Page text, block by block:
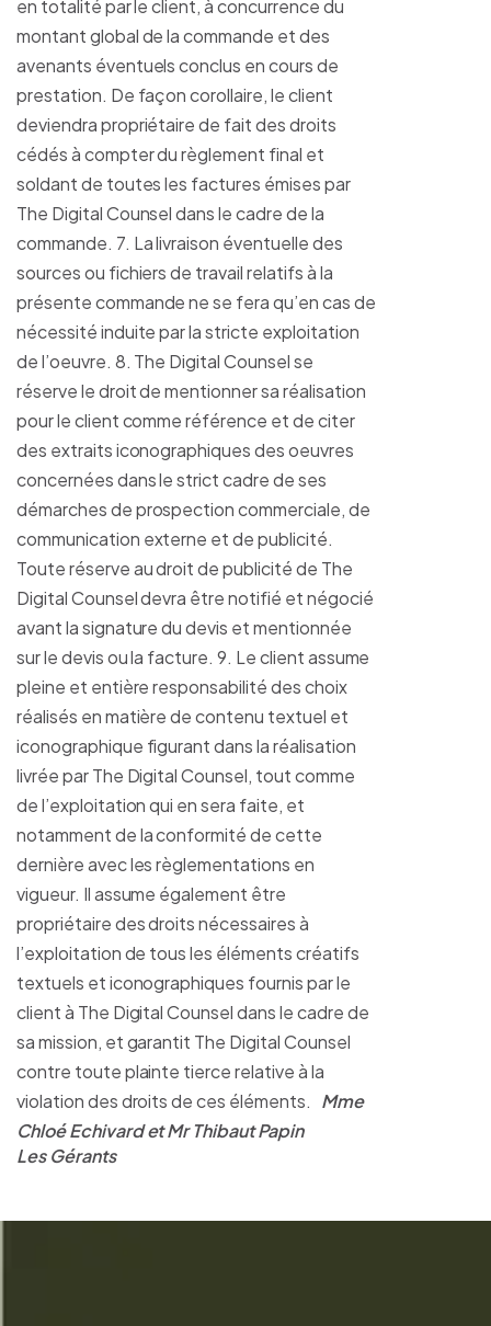
en totalité par le client, à concurrence du
montant global de la commande et des
avenants éventuels conclus en cours de
prestation. De façon corollaire, le client
deviendra propriétaire de fait des droits
cédés à compter du règlement final et
soldant de toutes les factures émises par
The Digital Counsel dans le cadre de la
commande. 7. La livraison éventuelle des
sources ou fichiers de travail relatifs à la
présente commande ne se fera qu’en cas de
nécessité induite par la stricte exploitation
de l’oeuvre. 8. The Digital Counsel se
réserve le droit de mentionner sa réalisation
pour le client comme référence et de citer
des extraits iconographiques des oeuvres
concernées dans le strict cadre de ses
démarches de prospection commerciale, de
communication externe et de publicité.
Toute réserve au droit de publicité de The
Digital Counsel devra être notifié et négocié
avant la signature du devis et mentionnée
sur le devis ou la facture. 9. Le client assume
pleine et entière responsabilité des choix
réalisés en matière de contenu textuel et
iconographique figurant dans la réalisation
livrée par The Digital Counsel, tout comme
de l’exploitation qui en sera faite, et
notamment de la conformité de cette
dernière avec les règlementations en
vigueur. Il assume également être
propriétaire des droits nécessaires à
l’exploitation de tous les éléments créatifs
textuels et iconographiques fournis par le
client à The Digital Counsel dans le cadre de
sa mission, et garantit The Digital Counsel
contre toute plainte tierce relative à la
violation des droits de ces éléments. Mme
Chloé Echivard et Mr Thibaut Papin
Les Gérants